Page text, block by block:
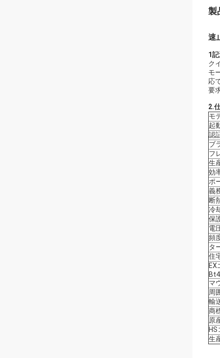
製
速
1
ク
モ
応
要
2.
モ
起
認
ブ
フ
生
効
ポ
義
断
冷
保
電
頻
タ
住
EX
Bt4
マ
周
輸
商
原
生